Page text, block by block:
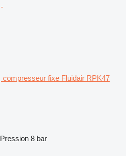
compresseur fixe Fluidair RPK47
Pression 8 bar